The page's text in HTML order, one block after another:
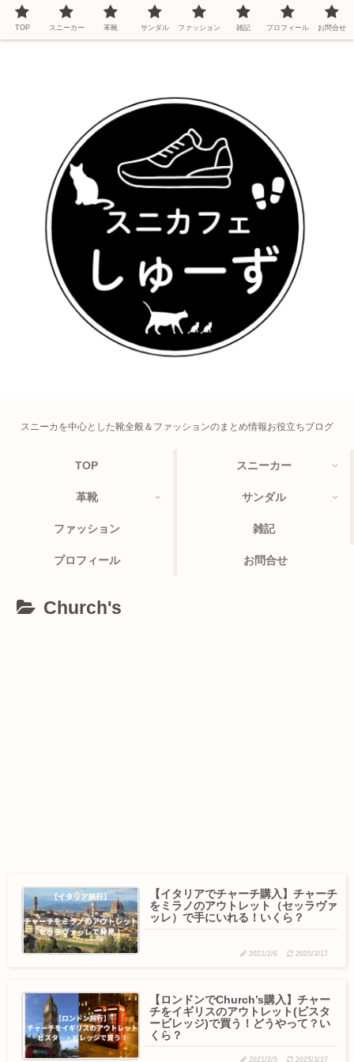
スニーカを中心とした靴全般＆ファッションのまとめ情報お役立ちブログ
TOP スニーカー
革靴 サンダル
ファッション 雑記
プロフィール お問合せ
Church's
【イタリアでチャーチ購入】チャーチ
をミラノのアウトレット（セッラヴァ
ッレ）で手にいれる！いくら？
2021/2/6 2025/3/17
【ロンドンでChurch’s購入】チャー
チをイギリスのアウトレット(ビスタ
ービレッジ)で買う！どうやって？い
くら？
2021/2/5 2025/3/17
TOP スニーカー 革靴 サンダル ファッション 雑記 プロフィール お問合せ